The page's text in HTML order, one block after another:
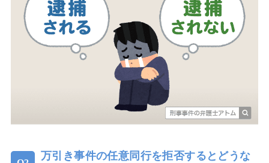
万引き事件の任意同行を拒否するとどうな